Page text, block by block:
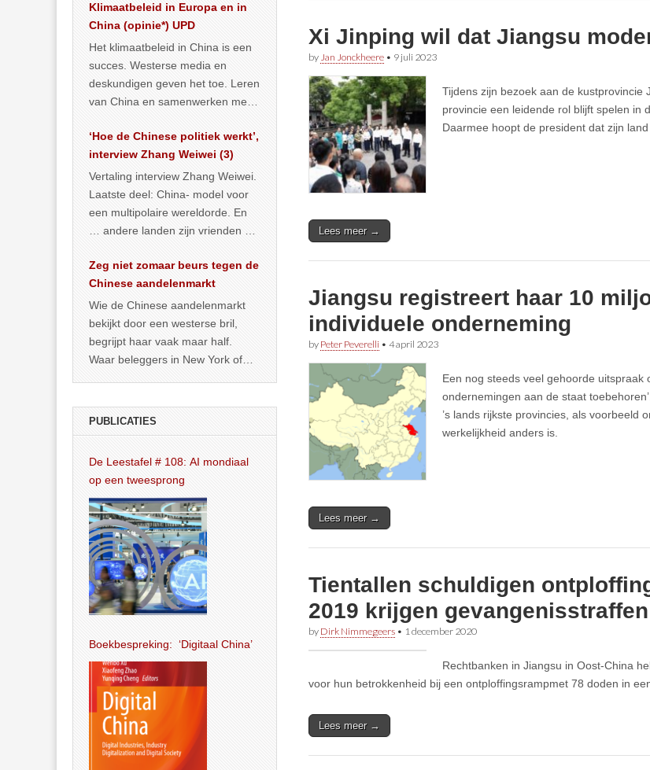
Xi Jinping wil dat Jiangsu
by Jan Jonckheere • 9 juli 2023
Tijdens zijn bezoek aan de kustprovincie
provincie een leidende rol blijft spelen in
Daarmee hoopt de president dat zijn
Lees meer →
Jiangsu registreert haar 10
individuele onderneming
by Peter Peverelli • 4 april 2023
Een nog steeds veel gehoorde uitspraak
ondernemingen aan de staat
’s lands rijkste provincies, als voorbeeld
werkelijkheid anders is.
Lees meer →
Tientallen schuldigen
2019 krijgen
by Dirk Nimmegeers • 1 december 2020
Rechtbanken in Jiangsu in Oost-China
voor hun betrokkenheid bij een ontploffingsrampmet 78 doden in
Lees meer →
publiceerden… >> lees meer
Klimaatbeleid in Europa en in
China (opinie*) UPD
Het klimaatbeleid in China is een
succes. Westerse media en
deskundigen geven het toe. Leren
van China en samenwerken met
… >> lees meer
‘Hoe de Chinese politiek werkt’,
interview Zhang Weiwei (3)
Vertaling interview Zhang Weiwei.
Laatste deel: China- model voor
een multipolaire wereldorde. En
… andere landen zijn vrienden of
Zeg niet zomaar beurs tegen de
Chinese aandelenmarkt
Wie de Chinese aandelenmarkt
bekijkt door een westerse bril,
begrijpt haar vaak maar half.
Waar beleggers in New York of
PUBLICATIES
De Leestafel # 108: AI mondiaal
op een tweesprong
Boekbespreking: ‘Digitaal China’